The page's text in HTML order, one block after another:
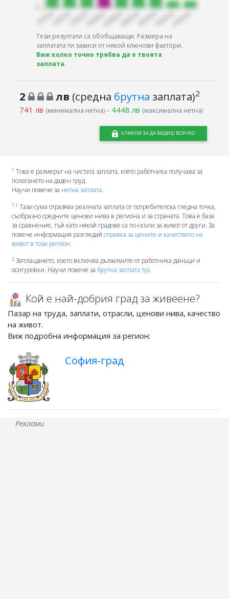
Тези резултати са обобщаващи. Размера на
заплатата ти зависи от някой ключови фактори.
Виж колко точно трябва да е твоята
заплата.
2 лв (средна брутна заплата)2
741 лв (минимална нетна)- 4448 лв (максимална нетна)
КЛИКНИ ЗА ДА ВИДИШ ВСИЧКО
1 Това е размерът на чистата заплата, която работника получава за
полагането на даден труд.
Научи повече за нетна заплата.
1.1 Тази сума отразява реалната заплата от потребителска гледна точка,
съобразно средните ценови нива в региона и за страната. Това е база
за сравнение, тъй като някой градове са по-скъпи за живот от други. За
повече информация разгледай справка за цените и качеството на
живот в този регион.
2Заплащането, което включва дължимите от работника данъци и
осигуровки. Научи повече за брутна заплата тук.
Кой е най-добрия град за живеене?
Пазар на труда, заплати, отрасли, ценови нива, качество
на живот.
Виж подробна информация за регион:
София-град
Реклами